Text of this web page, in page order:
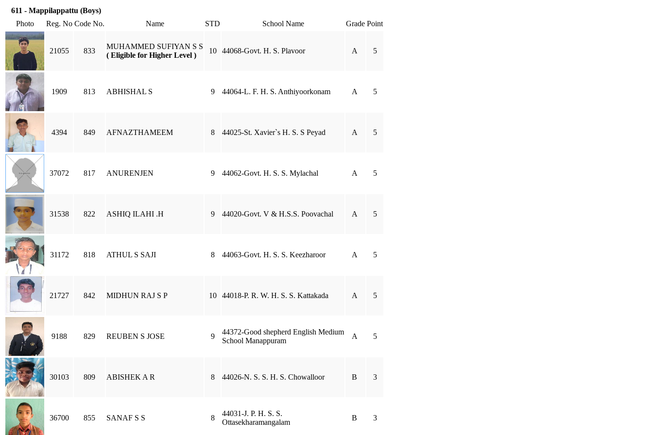
611 - Mappilappattu (Boys)
Photo
Reg. No Code No. Name STD School Name Grade Point
21055 833
MUHAMMED SUFIYAN S S
( Eligible for Higher Level )
10 44068-Govt. H. S. Plavoor A 5
1909 813 ABHISHAL S 9 44064-L. F. H. S. Anthiyoorkonam A 5
4394 849 AFNAZTHAMEEM 8 44025-St. Xavier`s H. S. S Peyad A 5
37072 817 ANURENJEN 9 44062-Govt. H. S. S. Mylachal A 5
31538 822 ASHIQ ILAHI .H 9 44020-Govt. V & H.S.S. Poovachal A 5
31172 818 ATHUL S SAJI 8 44063-Govt. H. S. S. Keezharoor A 5
21727 842 MIDHUN RAJ S P 10 44018-P. R. W. H. S. S. Kattakada A 5
9188 829 REUBEN S JOSE 9
44372-Good shepherd English Medium
School Manappuram
A 5
30103 809 ABISHEK A R 8 44026-N. S. S. H. S. Chowalloor B 3
36700 855 SANAF S S 8
44031-J. P. H. S. S.
Ottasekharamangalam
B 3